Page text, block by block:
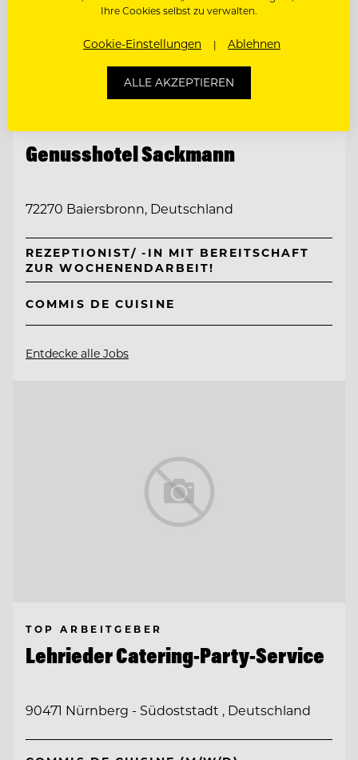
Genusshotel Sackmann
72270 Baiersbronn, Deutschland
REZEPTIONIST/ -IN MIT BEREITSCHAFT
ZUR WOCHENENDARBEIT!
COMMIS DE CUISINE
Entdecke alle Jobs
TOP ARBEITGEBER
Lehrieder Catering-Party-Service
90471 Nürnberg - Südoststadt , Deutschland
Ihre Cookies selbst zu verwalten.
Cookie-Einstellungen Ablehnen
ALLE AKZEPTIEREN